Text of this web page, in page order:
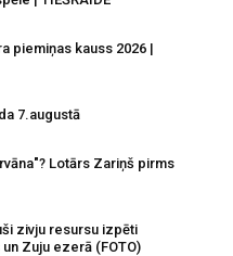
piemiņas kauss 2026 |
7.augustā
Lotārs Zariņš pirms
zivju resursu izpēti
Zuju ezerā (FOTO)